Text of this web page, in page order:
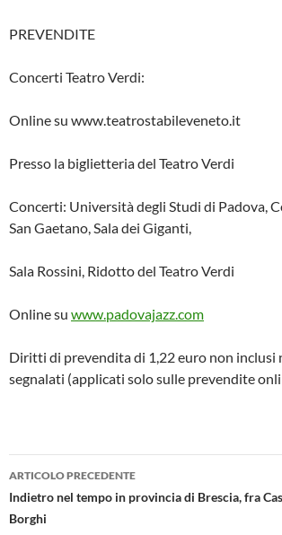
PREVENDITE
Concerti Teatro Verdi:
Online su www.teatrostabileveneto.it
Presso la biglietteria del Teatro Verdi
Concerti: Università degli Studi di Padova,
San Gaetano, Sala dei Giganti,
Sala Rossini, Ridotto del Teatro Verdi
Online su www.padovajazz.com
Diritti di prevendita di 1,22 euro non inclusi
segnalati (applicati solo sulle prevendite
Navigazione
articolo
ARTICOLO PRECEDENTE
Indietro nel tempo in provincia di Brescia, fra
Borghi